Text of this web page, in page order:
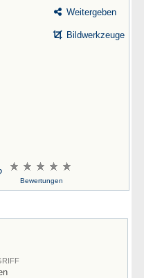
Weitergeben
Bildwerkzeuge
Bewertungen